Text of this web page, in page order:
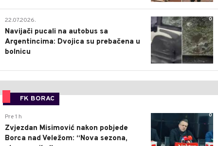
0
22.07.2026.
Navijači pucali na autobus sa
Argentincima: Dvojica su prebačena u
bolnicu
FK BORAC
0
Pre 1 h
Zvjezdan Misimović nakon pobjede
Borca nad Veležom: “Nova sezona,